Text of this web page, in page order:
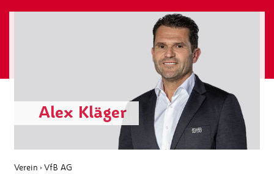
Alex Kläger
Verein › VfB AG